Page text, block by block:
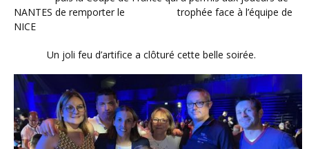
NANTES de remporter le trophée face à l’équipe de
NICE
Un joli feu d’artifice a clôturé cette belle soirée.